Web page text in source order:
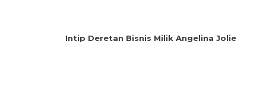
Intip Deretan Bisnis Milik Angelina Jolie